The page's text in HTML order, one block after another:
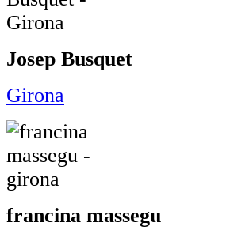
Josep Busquet
Girona
francina massegu